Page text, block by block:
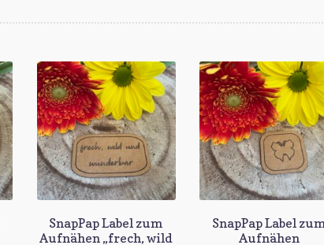
SnapPap Label zum
Aufnähen „frech, wild
SnapPap Label
Aufnähen